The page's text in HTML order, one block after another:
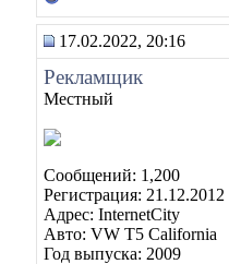
17.02.2022, 20:16
Рекламщик
Местный
Сообщений: 1,200
Регистрация: 21.12.2012
Адрес: InternetCity
Авто: VW T5 California
Год выпуска: 2009